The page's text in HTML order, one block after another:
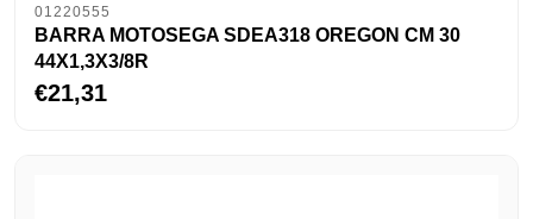
01220555
BARRA MOTOSEGA SDEA318 OREGON CM 30
44X1,3X3/8R
€21,31